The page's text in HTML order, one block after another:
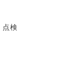
点検